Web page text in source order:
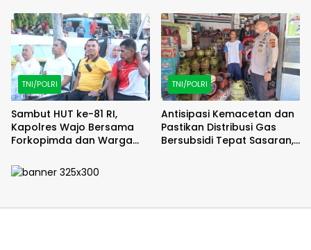
Menguat
TNI/POLRI
Sambut HUT ke-81 RI,
Kapolres Wajo Bersama
Forkopimda dan Warga
Karung
TNI/POLRI
Antisipasi Kemacetan dan
Pastikan Distribusi Gas
Bersubsidi Tepat Sasaran,